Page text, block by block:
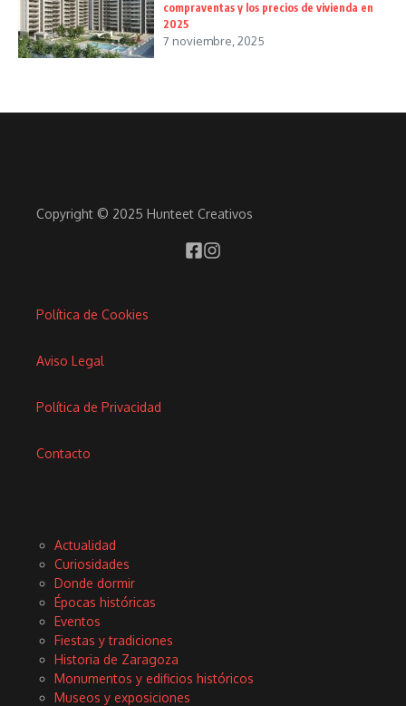
compraventas y los precios de vivienda en
2025
7 noviembre, 2025
Copyright © 2025 Hunteet Creativos
Política de Cookies
Aviso Legal
Política de Privacidad
Contacto
Actualidad
Curiosidades
Donde dormir
Épocas históricas
Eventos
Fiestas y tradiciones
Historia de Zaragoza
Monumentos y edificios históricos
Museos y exposiciones